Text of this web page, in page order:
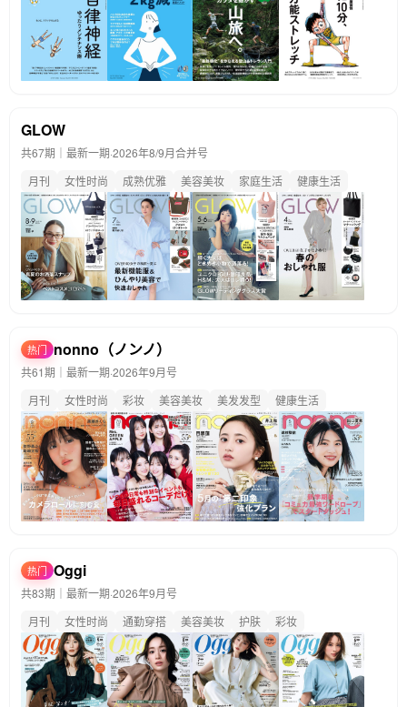
GLOW
共67期｜最新一期·2026年8/9月合并号
月刊
女性时尚 成熟优雅 美容美妆 家庭生活 健康生活
热门 nonno（ノンノ）
共61期｜最新一期·2026年9月号
月刊
女性时尚 彩妆 美容美妆 美发发型 健康生活
热门 Oggi
共83期｜最新一期·2026年9月号
月刊
女性时尚 通勤穿搭 美容美妆 护肤 彩妆